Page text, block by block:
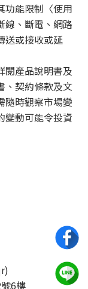
功能限制〈使用
線、斷電、網路
送或接收或延
閱產品說明書及
、契約條款及文
隨時觀察市場變
變動可能令投資
6樓